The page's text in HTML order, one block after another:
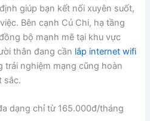
giúp bạn kết nối xuyên suốt,
Bên cạnh Củ Chi, hạ tầng
bộ mạnh mẽ tại khu vực
thân đang cần lắp internet wifi
trải nghiệm mạng cũng hoàn
sắc.
dạng chỉ từ 165.000đ/tháng